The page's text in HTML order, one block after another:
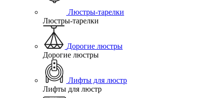
Люстры-тарелки
Люстры-тарелки
Дорогие люстры
Дорогие люстры
Лифты для люстр
Лифты для люстр